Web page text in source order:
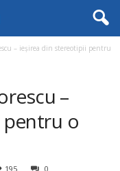
– ieșirea din stereotipii pentru
–
o
195 0